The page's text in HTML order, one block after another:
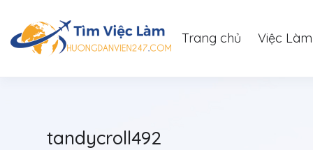
Trang chủ Việc Làm
tandycroll492